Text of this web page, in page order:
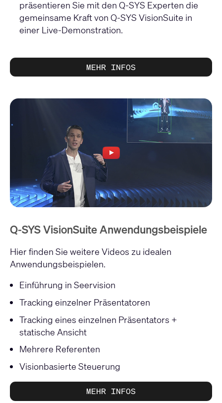
präsentieren Sie mit den Q-SYS Experten die
gemeinsame Kraft von Q-SYS VisionSuite in
einer Live-Demonstration.
MEHR INFOS
Q-SYS VisionSuite Anwendungsbeispiele
Hier finden Sie weitere Videos zu idealen
Anwendungsbeispielen.
Einführung in Seervision
Tracking einzelner Präsentatoren
Tracking eines einzelnen Präsentators +
statische Ansicht
Mehrere Referenten
Visionbasierte Steuerung
MEHR INFOS